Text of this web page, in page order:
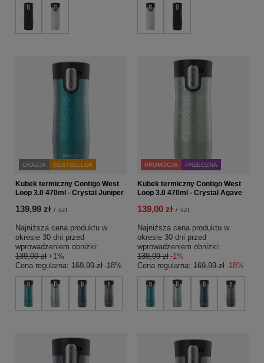
OKAZJA BESTSELLER
Kubek termiczny Contigo West
Loop 3.0 470ml - Crystal Juniper
139,99 zł / szt.
Najniższa cena produktu w
okresie 30 dni przed
wprowadzeniem obniżki:
139,00 zł +1%
Cena regularna: 169,99 zł -18%
PROMOCJA PRZECENA
Kubek termiczny Contigo West
Loop 3.0 470ml - Crystal Agave
139,00 zł / szt.
Najniższa cena produktu w
okresie 30 dni przed
wprowadzeniem obniżki:
139,99 zł -1%
Cena regularna: 169,99 zł -18%